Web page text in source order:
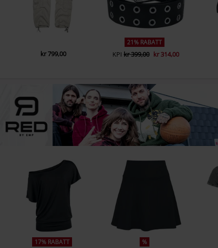
kr 799,00
21% RABATT
KPI kr 399,00 kr 314,00
17% RABATT %